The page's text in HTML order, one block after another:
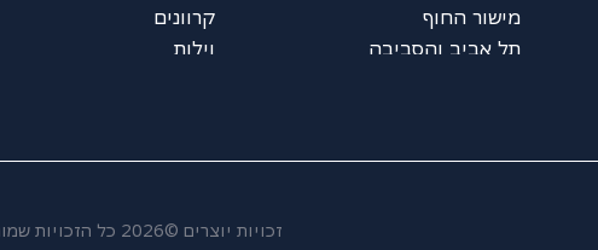
מישור החוף
תל אביב והסביבה
קרוונים
וילות
זכויות יוצרים ©2026 כל הזכויות שמורות Bambook